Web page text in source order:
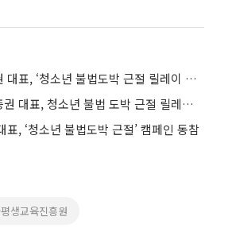
김종민 메리츠증권 대표, ‘청소년 불법도박 근절 릴레이 캠페인’ 동참
장병호 한화투자증권 대표, 청소년 불법 도박 근절 릴레이 캠페인 동참
표, ‘청소년 불법도박 근절’ 캠페인 동참
생교육진흥원